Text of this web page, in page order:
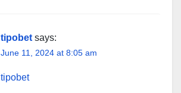
tipobet says:
June 11, 2024 at 8:05 am
tipobet